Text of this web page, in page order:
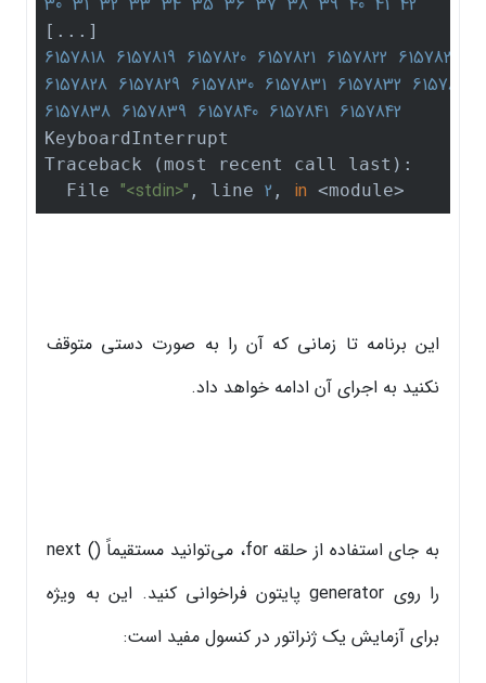
6157818 6157819 6157820 6157821 6157822 6157823
6157828 6157829 6157830 6157831 6157832 6157833
6157838 6157839 6157840 6157841 6157842
KeyboardInterrupt
Traceback (most recent call last):
  File
"<stdin>" , line 2 , in <module>
این برنامه تا زمانی که آن را به صورت دستی متوقف
نکنید به اجرای آن ادامه خواهد داد.
به جای استفاده از حلقه for، می‌توانید مستقیماً () next
را روی generator پایتون فراخوانی کنید. این به ویژه
برای آزمایش یک ژنراتور در کنسول مفید است: